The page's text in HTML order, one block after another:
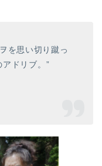
を思い切り蹴っ
ドリブ。”